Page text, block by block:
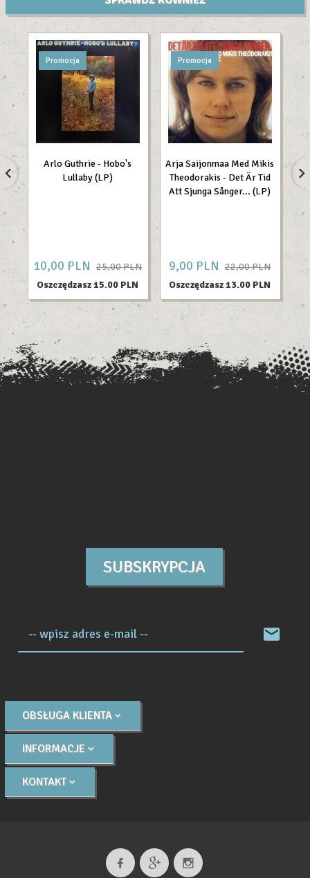
Promocja
Arlo Guthrie - Hobo's
Lullaby (LP)
10,00 PLN 25,00 PLN
Oszczędzasz 15.00 PLN
Promocja
Arja Saijonmaa Med Mikis
Theodorakis - Det Är Tid
Att Sjunga Sånger... (LP)
9,00 PLN 22,00 PLN
Oszczędzasz 13.00 PLN
SUBSKRYPCJA
-- wpisz adres e-mail --
OBSŁUGA KLIENTA
INFORMACJE
KONTAKT